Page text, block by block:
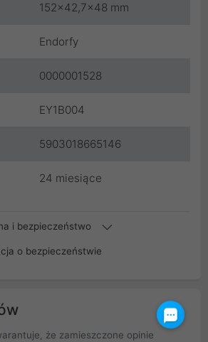
152x42,7x48 mm
Endorfy
0000001528
EY1B004
5903018665146
24 miesiące
i bezpieczeństwo
o bezpieczeństwie
że zamieszczone opinie